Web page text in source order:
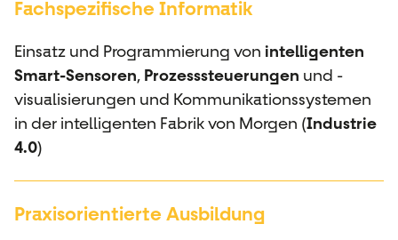
Fachspezifische Informatik
Einsatz und Programmierung von intelligenten
Smart-Sensoren, Prozesssteuerungen und -
visualisierungen und Kommunikationssystemen
in der intelligenten Fabrik von Morgen (Industrie
4.0)
Praxisorientierte Ausbildung